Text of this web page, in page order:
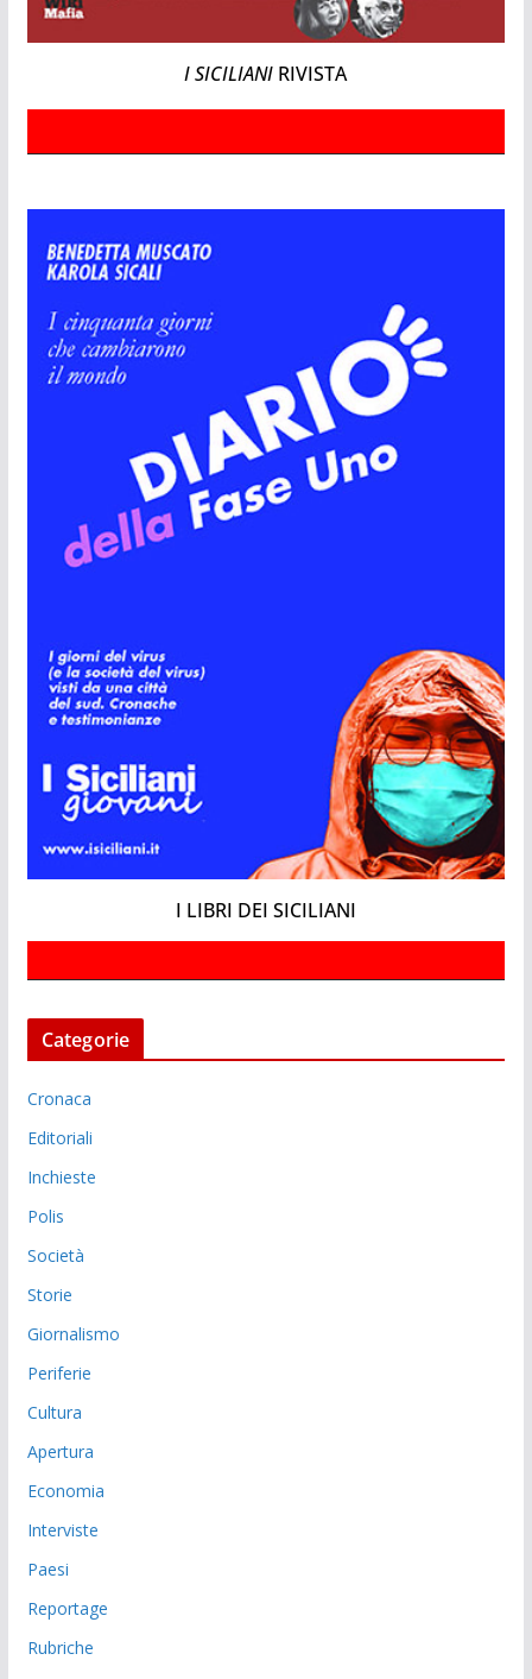
I SICILIANI RIVISTA
I LIBRI DEI SICILIANI
Categorie
Cronaca
Editoriali
Inchieste
Polis
Società
Storie
Giornalismo
Periferie
Cultura
Apertura
Economia
Interviste
Paesi
Reportage
Rubriche